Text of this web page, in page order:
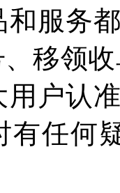
服务
移领
户认
任何